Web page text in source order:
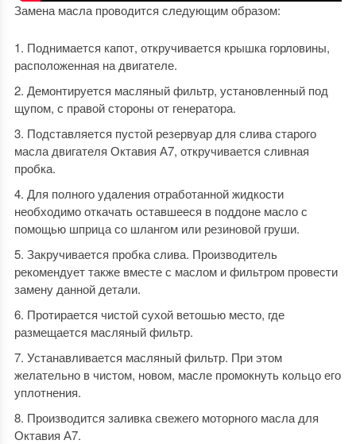
Замена масла проводится следующим образом:
Поднимается капот, откручивается крышка горловины,
расположенная на двигателе.
Демонтируется масляный фильтр, установленный под
щупом, с правой стороны от генератора.
Подставляется пустой резервуар для слива старого
масла двигателя Октавия А7, откручивается сливная
пробка.
Для полного удаления отработанной жидкости
необходимо откачать оставшееся в поддоне масло с
помощью шприца со шлангом или резиновой груши.
Закручивается пробка слива. Производитель
рекомендует также вместе с маслом и фильтром провести
замену данной детали.
Протирается чистой сухой ветошью место, где
размещается масляный фильтр.
Устанавливается масляный фильтр. При этом
желательно в чистом, новом, масле промокнуть кольцо его
уплотнения.
Производится заливка свежего моторного масла для
Октавия А7.